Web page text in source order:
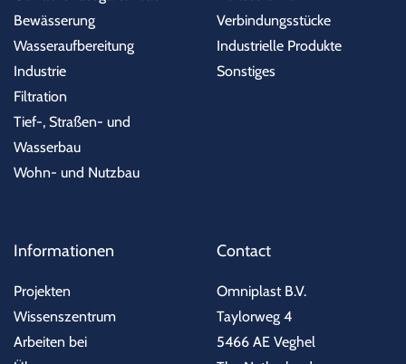
Bewässerung
Wasseraufbereitung
Industrie
Filtration
Tief-, Straßen- und
Wasserbau
Wohn- und Nutzbau
Verbindungsstücke
Industrielle Produkte
Sonstiges
Informationen
Projekten
Wissenszentrum
Arbeiten bei
Contact
Omniplast B.V.
Taylorweg 4
5466 AE Veghel